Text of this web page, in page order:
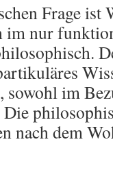
Frage ist
im nur
sowohl im
nach dem